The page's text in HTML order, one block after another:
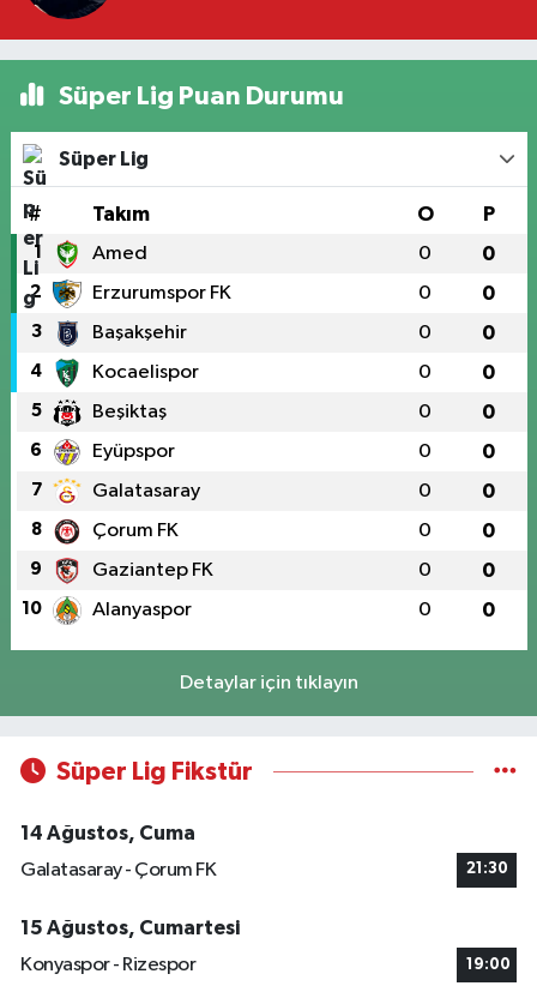
Süper Lig Puan Durumu
Süper Lig
# Takım O P
1 Amed 0 0
2 Erzurumspor FK 0 0
3 Başakşehir 0 0
4 Kocaelispor 0 0
5 Beşiktaş 0 0
6 Eyüpspor 0 0
7 Galatasaray 0 0
8 Çorum FK 0 0
9 Gaziantep FK 0 0
10 Alanyaspor 0 0
Detaylar için tıklayın
Süper Lig Fikstür
14 Ağustos, Cuma
Galatasaray - Çorum FK
21:30
15 Ağustos, Cumartesi
Konyaspor - Rizespor
19:00